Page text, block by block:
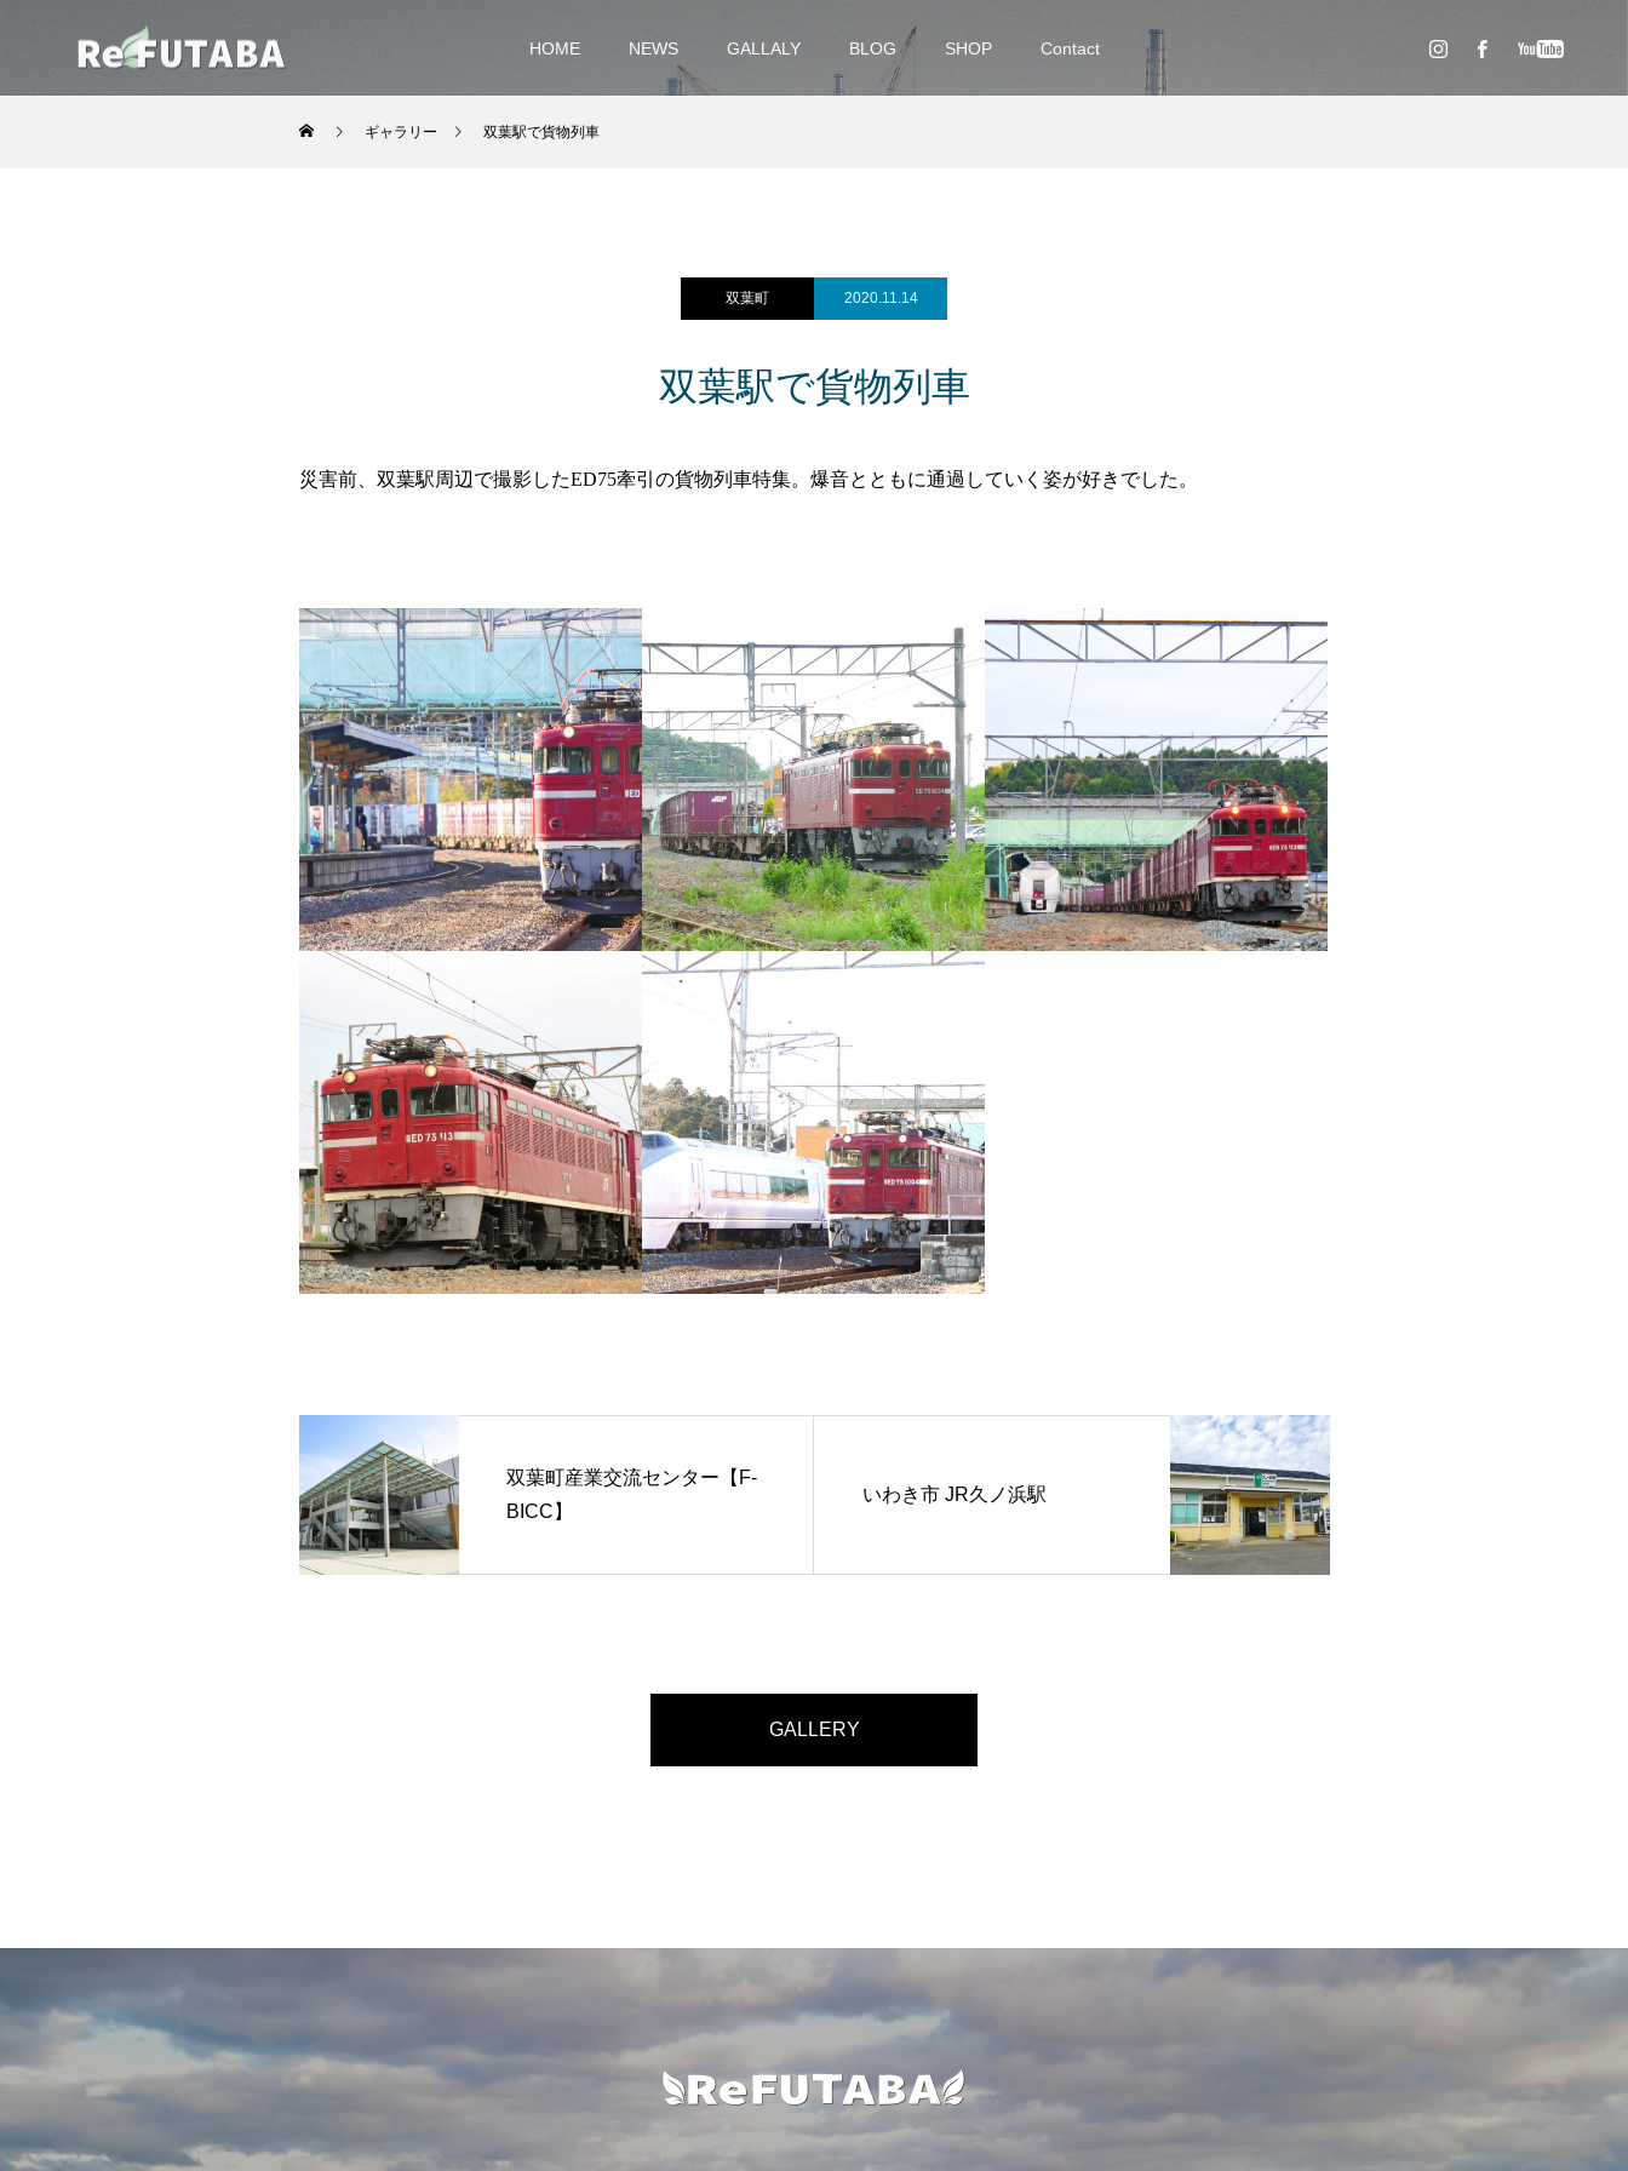
HOME NEWS GALLALY BLOG SHOP Contact
ギャラリー 双葉駅で貨物列車
双葉町 2020.11.14
双葉駅で貨物列車
災害前、双葉駅周辺で撮影したED75牽引の貨物列車特集。爆音とともに通過していく姿が好きでした。
双葉町産業交流センター【F-
BICC】
いわき市 JR久ノ浜駅
GALLERY